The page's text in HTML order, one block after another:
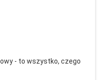
- to wszystko, czego